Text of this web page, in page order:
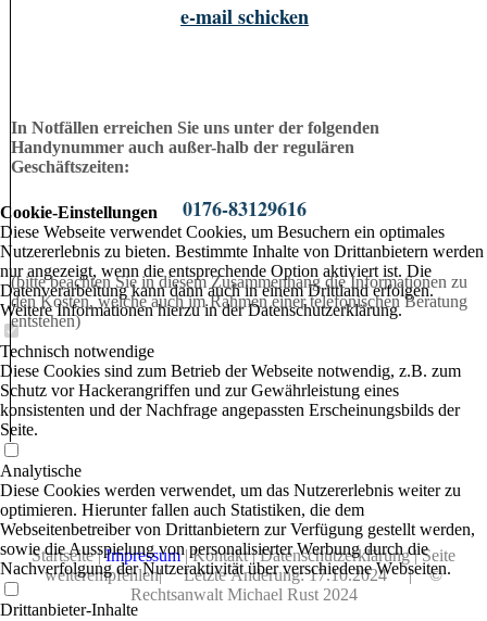
e-mail schicken
In Notfällen erreichen Sie uns unter der folgenden
Handynummer auch außer-halb der regulären
Geschäftszeiten:
0176-83129616
(bitte beachten Sie in diesem Zusammenhang die Informationen zu
den Kosten, welche auch im Rahmen einer telefonischen Beratung
entstehen)
Startseite| Impressum|Kontakt|Datenschutzerklärung|Seite
weiterempfehlen|Letzte Änderung: 17.10.2024|©
Rechtsanwalt Michael Rust 2024
Cookie-Einstellungen
Diese Webseite verwendet Cookies, um Besuchern ein optimales
Nutzererlebnis zu bieten. Bestimmte Inhalte von Drittanbietern werden
nur angezeigt, wenn die entsprechende Option aktiviert ist. Die
Datenverarbeitung kann dann auch in einem Drittland erfolgen.
Weitere Informationen hierzu in der Datenschutzerklärung.
Technisch notwendige
Diese Cookies sind zum Betrieb der Webseite notwendig, z.B. zum
Schutz vor Hackerangriffen und zur Gewährleistung eines
konsistenten und der Nachfrage angepassten Erscheinungsbilds der
Seite.
Analytische
Diese Cookies werden verwendet, um das Nutzererlebnis weiter zu
optimieren. Hierunter fallen auch Statistiken, die dem
Webseitenbetreiber von Drittanbietern zur Verfügung gestellt werden,
sowie die Ausspielung von personalisierter Werbung durch die
Nachverfolgung der Nutzeraktivität über verschiedene Webseiten.
Drittanbieter-Inhalte